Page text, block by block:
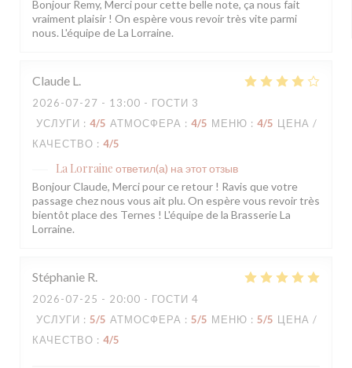
Bonjour Remy, Merci pour cette belle note, ça nous fait
vraiment plaisir ! On espère vous revoir très vite parmi
nous. L'équipe de La Lorraine.
Claude L
2026-07-27 - 13:00 - ГОСТИ 3
УСЛУГИ : 4/5 АТМОСФЕРА : 4/5 МЕНЮ : 4/5 ЦЕНА /
КАЧЕСТВО : 4/5
La Lorraine ответил(а) на этот отзыв
Bonjour Claude, Merci pour ce retour ! Ravis que votre
passage chez nous vous ait plu. On espère vous revoir très
bientôt place des Ternes ! L'équipe de la Brasserie La
Lorraine.
Stéphanie R
2026-07-25 - 20:00 - ГОСТИ 4
УСЛУГИ : 5/5 АТМОСФЕРА : 5/5 МЕНЮ : 5/5 ЦЕНА /
КАЧЕСТВО : 4/5